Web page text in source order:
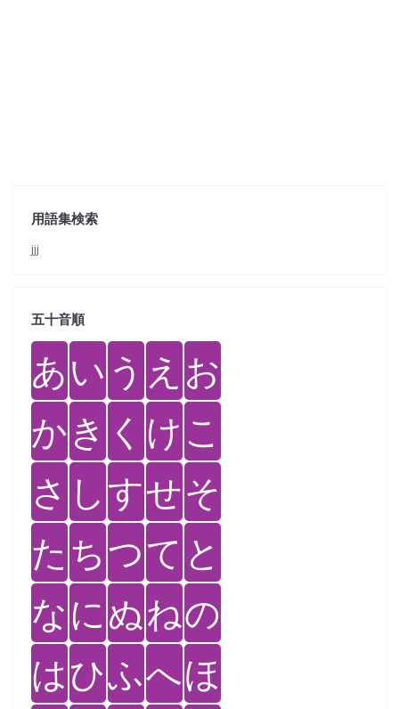
用語集検索
jjj
五十音順
あい う え お
かき く けこ
さ しすせそ
た ちつて と
なにぬねの
はひふへほ